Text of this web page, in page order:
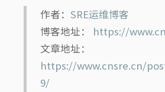
作者： SRE运维博客
博客地址： https://
文章地址：
https://www.cnsre.cn/
9/